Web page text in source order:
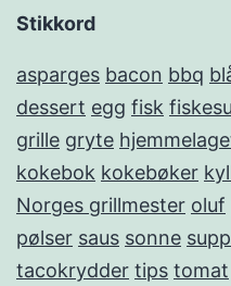
Stikkord
asparges bacon bbq
dessert egg fisk
grille gryte
kokebok kokebøker
Norges grillmester oluf
pølser saus sonne
tacokrydder tips tomat